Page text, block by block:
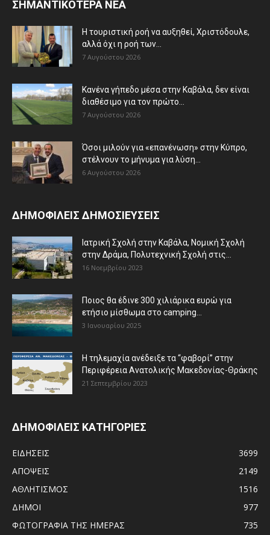
ΣΗΜΑΝΤΙΚΟΤΕΡΑ ΝΕΑ
Η τουριστική ροή να αυξηθεί, Χριστόδουλε,
αλλά όχι η ροή των...
7 Αυγούστου 2026
Κανένα γήπεδο μέσα στην Καβάλα, δεν είναι
διαθέσιμο για τον πρώτο...
7 Αυγούστου 2026
Όσοι μιλούν για «επανένωση» στην Κύπρο,
στέλνουν το μήνυμα για λύση...
6 Αυγούστου 2026
ΔΗΜΟΦΙΛΕΙΣ ΔΗΜΟΣΙΕΥΣΕΙΣ
Ιατρική Σχολή στην Καβάλα, Νομική Σχολή
στην Δράμα, Πολυτεχνική Σχολή στις...
16 Νοεμβρίου 2023
Ποιος θα έδινε 300 χιλιάρικα ευρώ για
ετήσιο μίσθωμα στο camping...
3 Ιανουαρίου 2025
Η τηλεμαχία ανέδειξε τα “φαβορί” στην
Περιφέρεια Ανατολικής Μακεδονίας-Θράκης
21 Σεπτεμβρίου 2023
ΔΗΜΟΦΙΛΕΙΣ ΚΑΤΗΓΟΡΙΕΣ
ΕΙΔΗΣΕΙΣ
3699
ΑΠΟΨΕΙΣ
2149
ΑΘΛΗΤΙΣΜΟΣ
1516
ΔΗΜΟΙ
977
ΦΩΤΟΓΡΑΦΙΑ ΤΗΣ ΗΜΕΡΑΣ
735